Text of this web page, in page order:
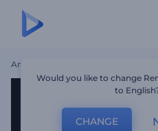
Ana Sayfa
Would you like to change
to
CHANGE